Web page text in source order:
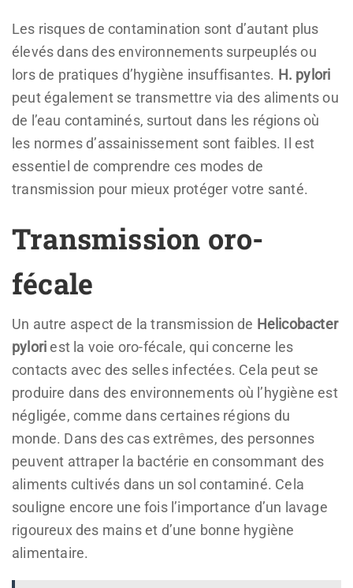
Les risques de contamination sont d’autant plus
élevés dans des environnements surpeuplés ou
lors de pratiques d’hygiène insuffisantes. H. pylori
peut également se transmettre via des aliments ou
de l’eau contaminés, surtout dans les régions où
les normes d’assainissement sont faibles. Il est
essentiel de comprendre ces modes de
transmission pour mieux protéger votre santé.
Transmission oro-
fécale
Un autre aspect de la transmission de Helicobacter
pyloriest la voie oro-fécale, qui concerne les
contacts avec des selles infectées. Cela peut se
produire dans des environnements où l’hygiène est
négligée, comme dans certaines régions du
monde. Dans des cas extrêmes, des personnes
peuvent attraper la bactérie en consommant des
aliments cultivés dans un sol contaminé. Cela
souligne encore une fois l’importance d’un lavage
rigoureux des mains et d’une bonne hygiène
alimentaire.